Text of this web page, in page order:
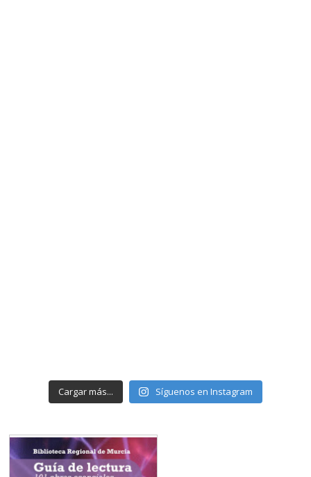
Cargar más... Síguenos en Instagram